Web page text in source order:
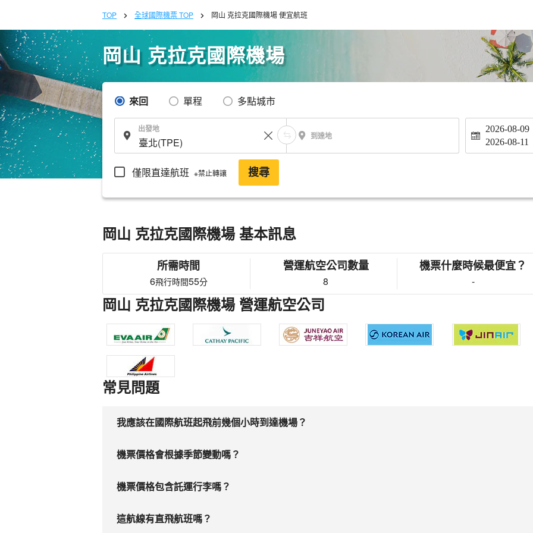
TOP 全球國際機票 TOP 岡山 克拉克國際機場 便宜航班
岡山 克拉克國際機場
來回 單程 多點城市
出發地
到達地
2026-08-09
2026-08-11
僅限直達航班 ※禁止轉讓 搜尋
岡山 克拉克國際機場 基本訊息
所需時間
6飛行時間55分
營運航空公司數量
8
機票什麼時候最便宜？
-
岡山 克拉克國際機場 營運航空公司
常見問題
我應該在國際航班起飛前幾個小時到達機場？
機票價格會根據季節變動嗎？
機票價格包含託運行李嗎？
這航線有直飛航班嗎？